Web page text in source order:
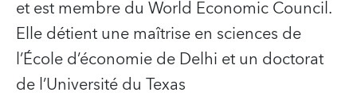
et est membre du World Economic Council.
Elle détient une maîtrise en sciences de
l’École d’économie de Delhi et un doctorat
de l’Université du Texas